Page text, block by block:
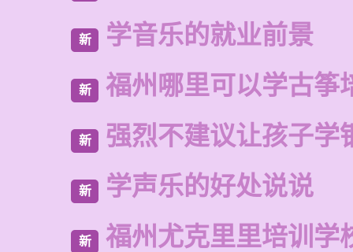
新 学音乐的就业前景
新 福州哪里可以学古筝
新 强烈不建议让孩子学
新 学声乐的好处说说
新 福州尤克里里培训学